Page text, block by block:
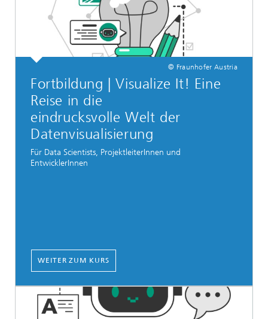
© Fraunhofer Austria
Fortbildung | Visualize It! Eine
Reise in die
eindrucksvolle Welt der
Datenvisualisierung
Für Data Scientists, ProjektleiterInnen und
EntwicklerInnen
WEITER ZUM KURS